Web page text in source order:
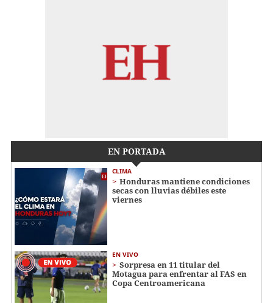
EN PORTADA
CLIMA
Honduras mantiene condiciones
secas con lluvias débiles este
viernes
EN VIVO
Sorpresa en 11 titular del
Motagua para enfrentar al FAS en
Copa Centroamericana